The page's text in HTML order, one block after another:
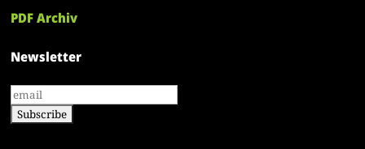
PDF Archiv
Newsletter